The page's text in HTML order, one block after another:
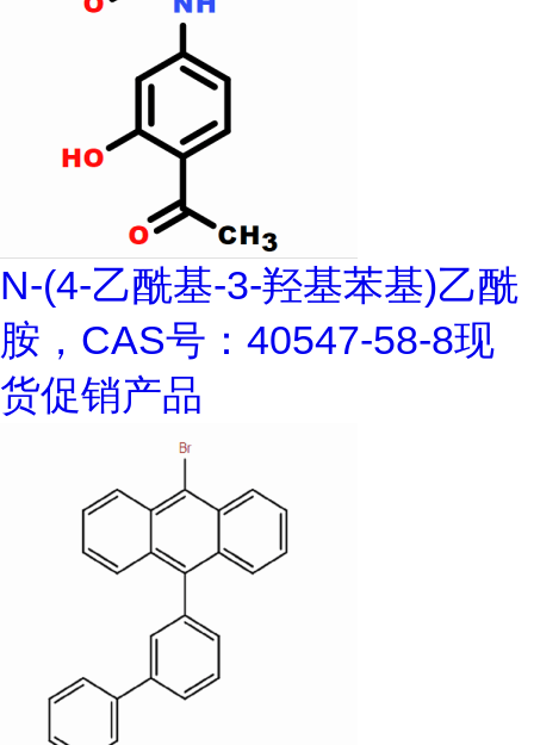
N-(4-乙酰基-3-羟基苯基)乙酰
胺，CAS号：40547-58-8现
货促销产品